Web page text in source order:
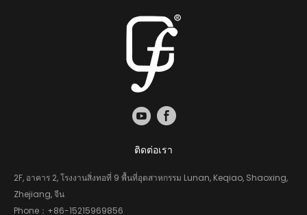
ติดต่อเรา
2F, อาคาร 2, โรงงานสิ่งทอที่ 9 พื้นที่อุตสาหกรรม Lunan, Keqiao, Shaoxing,
Zhejiang, จีน
Phone： +86-15215969856